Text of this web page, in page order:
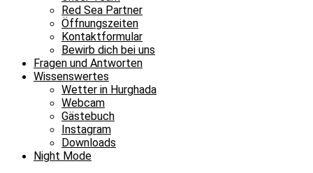
Red Sea Partner
Öffnungszeiten
Kontaktformular
Bewirb dich bei uns
Fragen und Antworten
Wissenswertes
Wetter in Hurghada
Webcam
Gästebuch
Instagram
Downloads
Night Mode